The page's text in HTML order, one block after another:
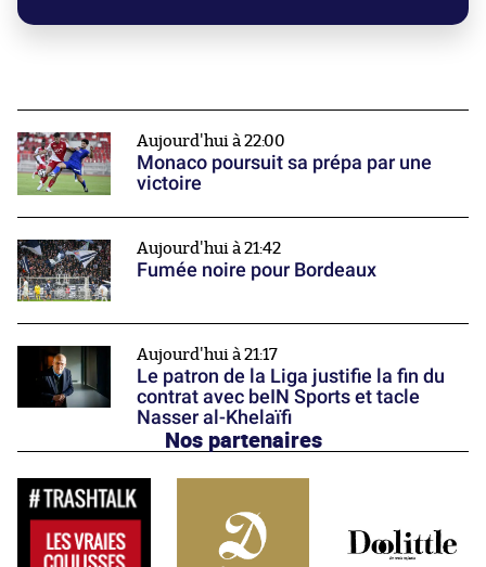
Aujourd'hui à 22:00
Monaco poursuit sa prépa par une
victoire
Aujourd'hui à 21:42
Fumée noire pour Bordeaux
Aujourd'hui à 21:17
Le patron de la Liga justifie la fin du
contrat avec beIN Sports et tacle
Nasser al-Khelaïfi
Nos partenaires